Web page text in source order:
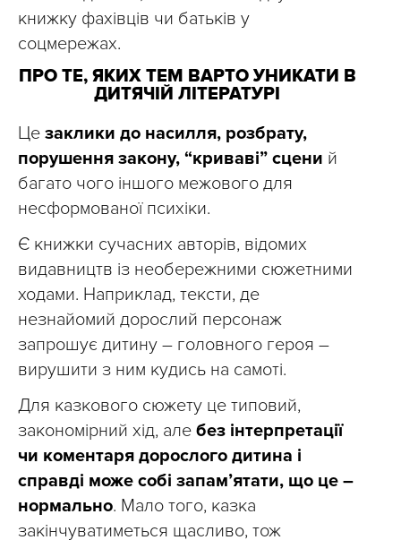
книжку фахівців чи батьків у
соцмережах.
ПРО ТЕ, ЯКИХ ТЕМ ВАРТО УНИКАТИ В
ДИТЯЧІЙ ЛІТЕРАТУРІ
Це заклики до насилля, розбрату,
порушення закону, “криваві” сцени й
багато чого іншого межового для
несформованої психіки.
Є книжки сучасних авторів, відомих
видавництв із необережними сюжетними
ходами. Наприклад, тексти, де
незнайомий дорослий персонаж
запрошує дитину – головного героя –
вирушити з ним кудись на самоті.
Для казкового сюжету це типовий,
закономірний хід, але без інтерпретації
чи коментаря дорослого дитина і
справді може собі запам’ятати, що це –
нормально. Мало того, казка
закінчуватиметься щасливо, тож